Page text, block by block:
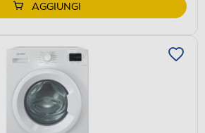
AGGIUNGI